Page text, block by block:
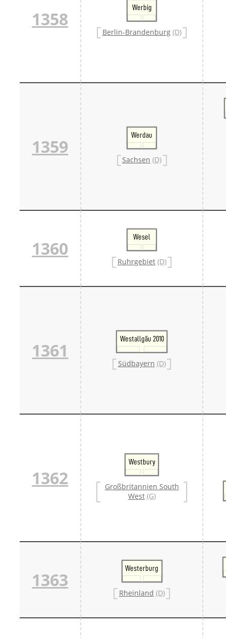
1358
Werbig
Berlin-Brandenburg (D)
1359
Werdau
Sachsen (D)
1360
Wesel
Ruhrgebiet (D)
1361
Westallgäu 2010
Südbayern (D)
1362
Westbury
Großbritannien South
West (G)
1363
Westerburg
Rheinland (D)